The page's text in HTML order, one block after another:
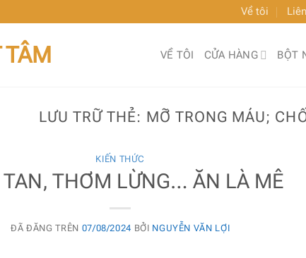
Về tôi
TÂM VỀ TÔI CỬA HÀNG BỘT
LƯU TRỮ THẺ: MỠ TRONG MÁU;
KIẾN THỨC
TAN, THƠM LỪNG… ĂN LÀ MÊ
ĐÃ ĐĂNG TRÊN 07/08/2024 BỞI NGUYỄN VĂN LỢI